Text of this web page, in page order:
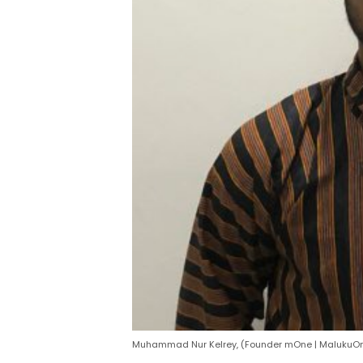
Muhammad Nur Kelrey, (Founder mOne |